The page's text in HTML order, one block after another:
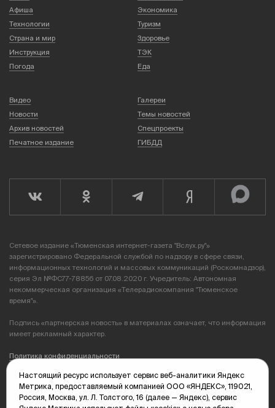
Афиша
Экономика
Технологии
Туризм
Страна и мир
Здоровье
Инструкция
ТЭК
Погода
Еда
Видео
Галереи
Новости
Темы новостей
Архив новостей
Спецпроекты
Печатное издание
ГИБДД
Сетевое издание «Тюменская интернет-газета "Вслух.ру"»
зарегистрировано Федеральной службой по надзору в сфере связи,
информационных технологий и массовых коммуникаций (Роскомнадзор),
серия Эл №ФС77-78856 от 07.08.2020 г. Учредитель: Автономная
некоммерческая организация «Телерадиокомпания "Тюменское
время"».
Подпись «партнерская новость» в материалах означает, что информация
имеет рекламный характер.
Политика конфиденциальности
Редакция: 625035, Тюмень, пр. Геологоразведчиков, 28А
(3452) 68-89-05
edit@vsluh.ru
Настоящий ресурс использует сервис веб-аналитики Яндекс
Метрика, предоставляемый компанией ООО «ЯНДЕКС», 119021,
Россия, Москва, ул. Л. Толстого, 16 (далее — Яндекс), сервис